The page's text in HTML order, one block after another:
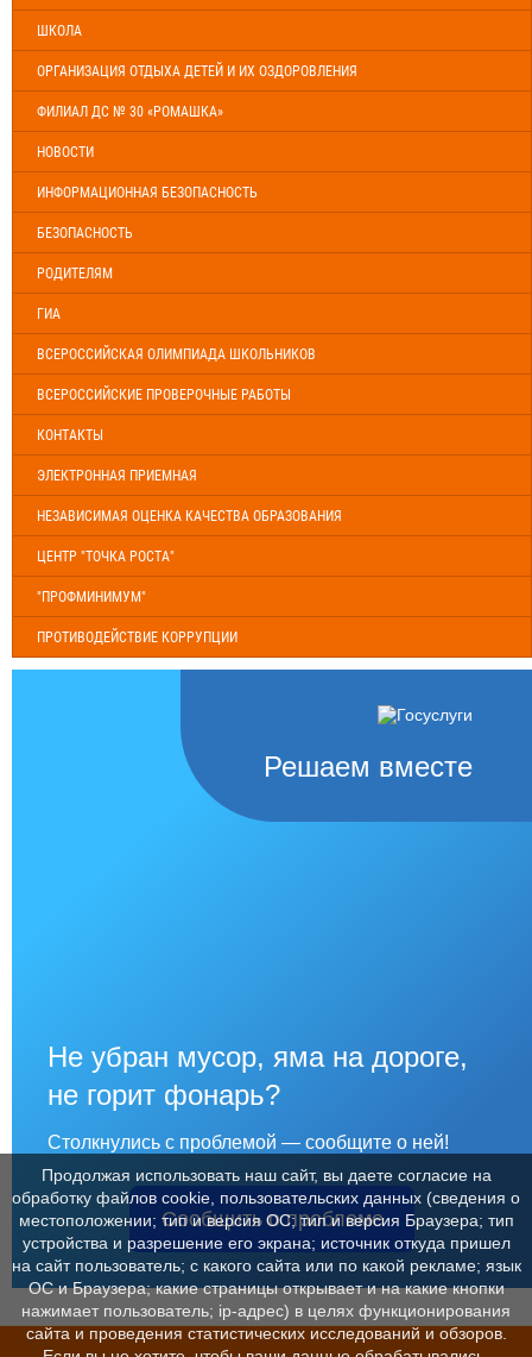
ШКОЛА
ОРГАНИЗАЦИЯ ОТДЫХА ДЕТЕЙ И ИХ ОЗДОРОВЛЕНИЯ
ФИЛИАЛ ДС № 30 «РОМАШКА»
НОВОСТИ
ИНФОРМАЦИОННАЯ БЕЗОПАСНОСТЬ
БЕЗОПАСНОСТЬ
РОДИТЕЛЯМ
ГИА
ВСЕРОССИЙСКАЯ ОЛИМПИАДА ШКОЛЬНИКОВ
ВСЕРОССИЙСКИЕ ПРОВЕРОЧНЫЕ РАБОТЫ
КОНТАКТЫ
ЭЛЕКТРОННАЯ ПРИЕМНАЯ
НЕЗАВИСИМАЯ ОЦЕНКА КАЧЕСТВА ОБРАЗОВАНИЯ
ЦЕНТР "ТОЧКА РОСТА"
"ПРОФМИНИМУМ"
ПРОТИВОДЕЙСТВИЕ КОРРУПЦИИ
Решаем вместе
Не убран мусор, яма на дороге,
не горит фонарь?
Столкнулись с проблемой — сообщите о ней!
Сообщить о проблеме
Продолжая использовать наш сайт, вы даете согласие на
обработку файлов cookie, пользовательских данных (сведения о
местоположении; тип и версия ОС; тип и версия Браузера; тип
устройства и разрешение его экрана; источник откуда пришел
на сайт пользователь; с какого сайта или по какой рекламе; язык
ОС и Браузера; какие страницы открывает и на какие кнопки
нажимает пользователь; ip-адрес) в целях функционирования
сайта и проведения статистических исследований и обзоров.